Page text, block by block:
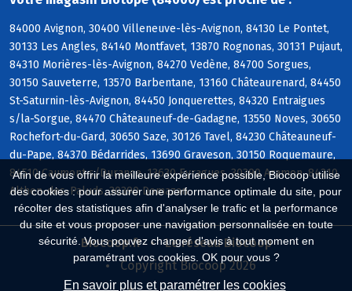
Afin de vous offrir la meilleure expérience possible, Biocoop utilise
des cookies : pour assurer une performance optimale du site, pour
récolter des statistiques afin d'analyser le trafic et la performance
du site et vous proposer une navigation personnalisée en toute
sécurité. Vous pouvez changer d'avis à tout moment en
paramétrant vos cookies. OK pour vous ?
En savoir plus et paramétrer les cookies
84000 Avignon, 30400 Villeneuve-lès-Avignon, 84130 Le Pontet,
30133 Les Angles, 84140 Montfavet, 13870 Rognonas, 30131 Pujaut,
84310 Morières-lès-Avignon, 84270 Vedène, 84700 Sorgues,
30150 Sauveterre, 13570 Barbentane, 13160 Châteaurenard, 84450
St-Saturnin-lès-Avignon, 84450 Jonquerettes, 84320 Entraigues
s/la-Sorgue, 84470 Châteauneuf-de-Gadagne, 13550 Noves, 30650
Rochefort-du-Gard, 30650 Saze, 30126 Tavel, 84230 Châteauneuf-
du-Pape, 84370 Bédarrides, 13690 Graveson, 30150 Roquemaure,
84510 Caumont s/Durance, 13630 Eyragues, 30390 Aramon, 84210
Althen-des-Paluds, 30390 Domazan
Biocoop.fr
Le réseau Biocoop
Copyright Biocoop 2026